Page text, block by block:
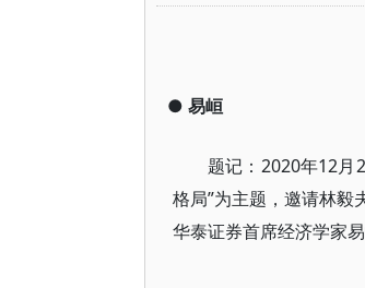
● 易峘
题记：2020年12月
格局”为主题，邀请林
华泰证券首席经济学家易